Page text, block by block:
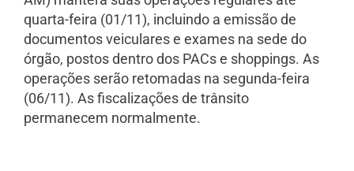
quarta-feira (01/11), incluindo a emissão de
documentos veiculares e exames na sede do
órgão, postos dentro dos PACs e shoppings. As
operações serão retomadas na segunda-feira
(06/11). As fiscalizações de trânsito
permanecem normalmente.